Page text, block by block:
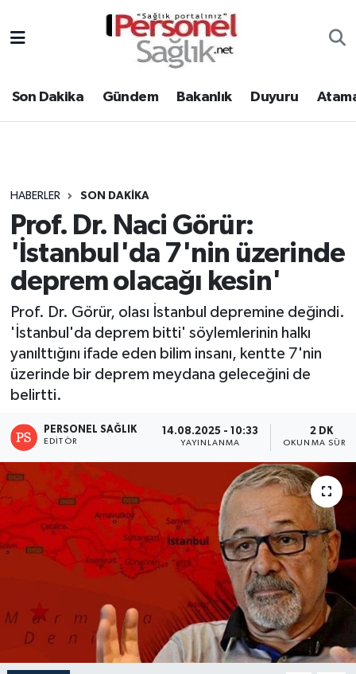
Son Dakika Gündem Bakanlık Duyuru
HABERLER SON DAKIKA
Prof. Dr. Naci Görür:
'İstanbul'da 7'nin üzerinde
deprem olacağı kesin'
Prof. Dr. Görür, olası İstanbul depremine değindi.
'İstanbul'da deprem bitti' söylemlerinin halkı
yanılttığını ifade eden bilim insanı, kentte 7'nin
üzerinde bir deprem meydana geleceğini de
belirtti.
PERSONEL SAĞLIK
EDITÖR
14.08.2025 - 10:33
YAYINLANMA
2 DK
OKUNMA
Gündem
Atamalar
Mevzuat
Sendika
Kpss - Sınav
Nöbetçi Eczaneler
Hava Durumu
Tüm Manşetler
Son Dakika Haberleri
Haber Arşivi